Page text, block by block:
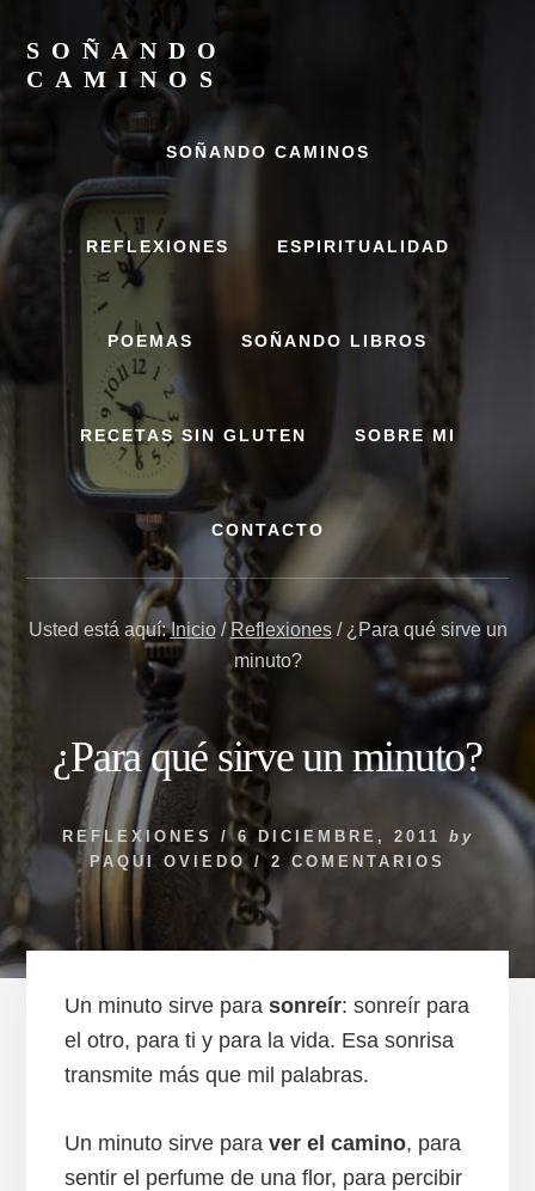
content
footer
SOÑANDO
CAMINOS
dejar
SOÑANDO CAMINOS
REFLEXIONES ESPIRITUALIDAD
POEMAS SOÑANDO LIBROS
RECETAS SIN GLUTEN SOBRE MI
CONTACTO
Usted está aquí:Inicio / Reflexiones /¿Para qué sirve un
minuto?
¿Para qué sirve un minuto?
REFLEXIONES / 6 DICIEMBRE, 2011
by
PAQUI OVIEDO / 2 COMENTARIOS
Un minuto sirve para sonreír: sonreír para
el otro, para ti y para la vida. Esa sonrisa
transmite más que mil palabras.
Un minuto sirve para ver el camino, para
sentir el perfume de una flor, para percibir